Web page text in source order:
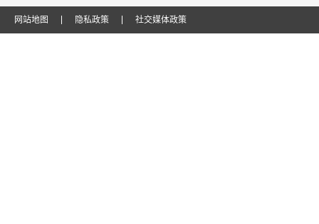
网站地图 隐私政策 社交媒体政策